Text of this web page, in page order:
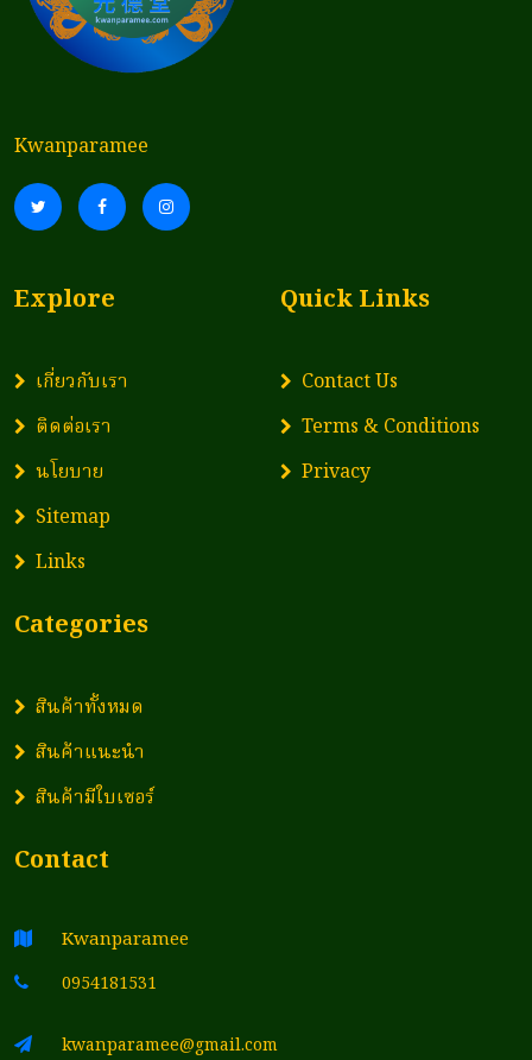
Kwanparamee
Explore
เกี่ยวกับเรา
ติดต่อเรา
นโยบาย
Sitemap
Links
Quick Links
Contact Us
Terms & Conditions
Privacy
Categories
สินค้าทั้งหมด
สินค้าแนะนำ
สินค้ามีใบเซอร์
Contact
Kwanparamee
0954181531
kwanparamee@gmail.com